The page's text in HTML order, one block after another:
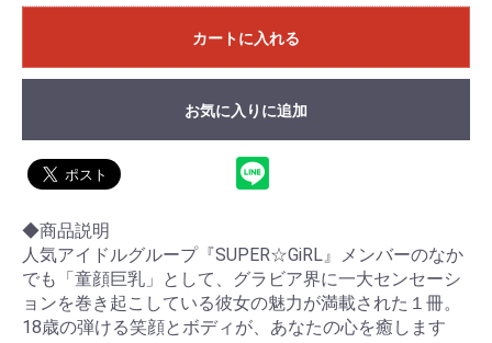
カートに入れる
お気に入りに追加
◆商品説明
人気アイドルグループ『SUPER☆GiRL』メンバーのなか
でも「童顔巨乳」として、グラビア界に一大センセーシ
ョンを巻き起こしている彼女の魅力が満載された１冊。
18歳の弾ける笑顔とボディが、あなたの心を癒します